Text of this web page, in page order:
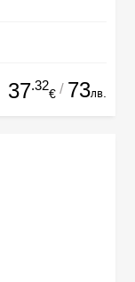
37.32
€ / 73лв.